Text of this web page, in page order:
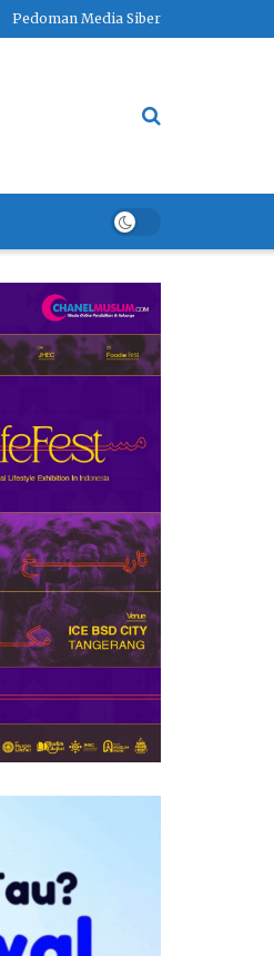
Pedoman Media Siber